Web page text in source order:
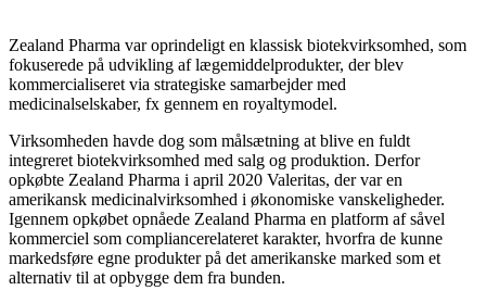
Zealand Pharma var oprindeligt en klassisk biotekvirksomhed, som
fokuserede på udvikling af lægemiddelprodukter, der blev
kommercialiseret via strategiske samarbejder med
medicinalselskaber, fx gennem en royaltymodel.
Virksomheden havde dog som målsætning at blive en fuldt
integreret biotekvirksomhed med salg og produktion. Derfor
opkøbte Zealand Pharma i april 2020 Valeritas, der var en
amerikansk medicinalvirksomhed i økonomiske vanskeligheder.
Igennem opkøbet opnåede Zealand Pharma en platform af såvel
kommerciel som compliancerelateret karakter, hvorfra de kunne
markedsføre egne produkter på det amerikanske marked som et
alternativ til at opbygge dem fra bunden.